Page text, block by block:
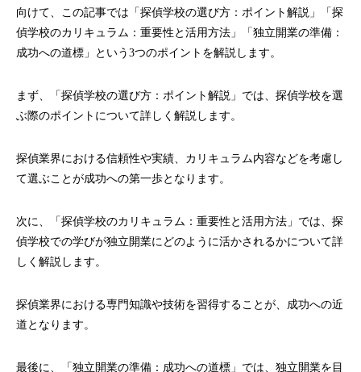
向けて、この記事では「探偵学校の選び方：ポイント解説」「探
偵学校のカリキュラム：重要性と活用方法」「独立開業の準備：
成功への道標」という3つのポイントを解説します。
まず、「探偵学校の選び方：ポイント解説」では、探偵学校を選
ぶ際のポイントについて詳しく解説します。
探偵業界における信頼性や実績、カリキュラム内容などを考慮し
て選ぶことが成功への第一歩となります。
次に、「探偵学校のカリキュラム：重要性と活用方法」では、探
偵学校での学びが独立開業にどのように活かされるかについて詳
しく解説します。
探偵業界における専門知識や技術を習得することが、成功への近
道となります。
最後に、「独立開業の準備：成功への道標」では、独立開業を目